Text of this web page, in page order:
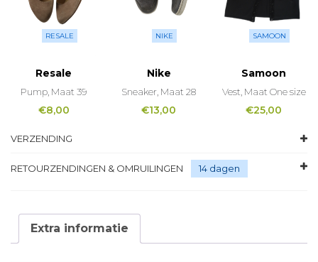
RESALE
Resale
Pump, Maat 39
€8,00
NIKE
Nike
Sneaker, Maat 28
€13,00
SAMOON
Samoon
Vest, Maat One size
€25,00
VERZENDING
RETOURZENDINGEN & OMRUILINGEN 14 dagen
Extra informatie